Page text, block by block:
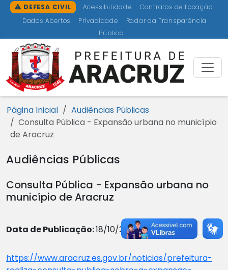
Ir para o conteúdo [1]
Ir para o menu [2]
Ir para a busca [3]
Ir para o rodapé [4]
DEFESA CIVIL Acessibilidade
Contratos de Locação
Dados Abertos
Privacidade
Radar da Transparência
Pública
Página Inicial
Audiências Públicas
Consulta Pública - Expansão urbana no município
de Aracruz
Audiências Públicas
Consulta Pública - Expansão urbana no
município de Aracruz
Data de Publicação:18/10/2024
https://www.aracruz.es.gov.br/noticias/prefeitura-